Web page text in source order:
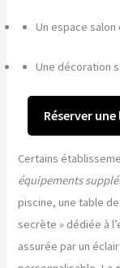
Un espace salon
Une décoration
Réserver
Certains
équipements
piscine, une table
secrète » dédiée à
assurée par un